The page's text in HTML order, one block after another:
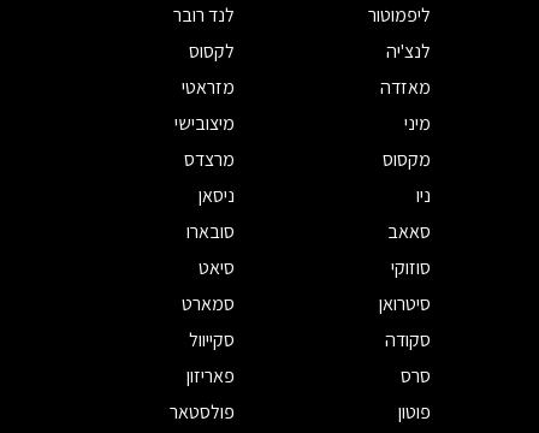
ליפמוטור
לנד רובר
לנצ'יה
לקסוס
מאזדה
מזראטי
מיני
מיצובישי
מקסוס
מרצדס
ניו
ניסאן
סאאב
סובארו
סוזוקי
סיאט
סיטרואן
סמארט
סקודה
סקייוול
סרס
פאריזון
פוטון
פולסטאר